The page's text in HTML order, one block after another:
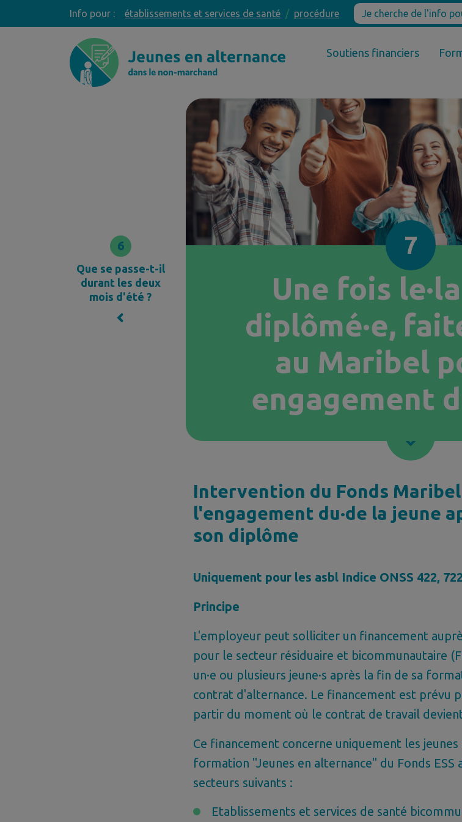
Info pour : établissements et services de santé procédure Je cherche de l'info
Soutiens financiers
6
Que se passe-t-il
durant les deux
mois d'été ?
Une fois
diplômé·e,
au Maribel
engagement
7
Intervention du Fonds
l'engagement du·de la jeune
son diplôme
Uniquement pour les asbl Indice ONSS 422,
Principe
L'employeur peut solliciter un financement
pour le secteur résiduaire et bicommunautaire
un·e ou plusieurs jeune·s après la fin de sa
contrat d'alternance. Le financement est prévu
partir du moment où le contrat de travail
Ce financement concerne uniquement les
formation "Jeunes en alternance" du Fonds ESS
secteurs suivants :
Etablissements et services de santé